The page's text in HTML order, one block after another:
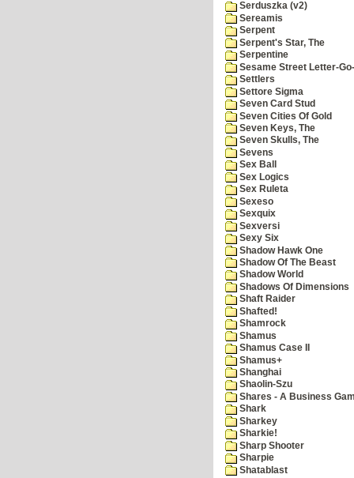
Serduszka (v2)
Sereamis
Serpent
Serpent's Star, The
Serpentine
Sesame Street Letter-
Settlers
Settore Sigma
Seven Card Stud
Seven Cities Of Gold
Seven Keys, The
Seven Skulls, The
Sevens
Sex Ball
Sex Logics
Sex Ruleta
Sexeso
Sexquix
Sexversi
Sexy Six
Shadow Hawk One
Shadow Of The Beast
Shadow World
Shadows Of Dimensions
Shaft Raider
Shafted!
Shamrock
Shamus
Shamus Case II
Shamus+
Shanghai
Shaolin-Szu
Shares - A Business
Shark
Sharkey
Sharkie!
Sharp Shooter
Sharpie
Shatablast